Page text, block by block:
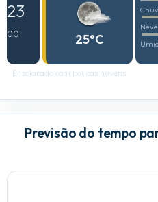
23 :
00
25°C
Neve
Ensolarado com poucas nuvens
Previsão do tempo